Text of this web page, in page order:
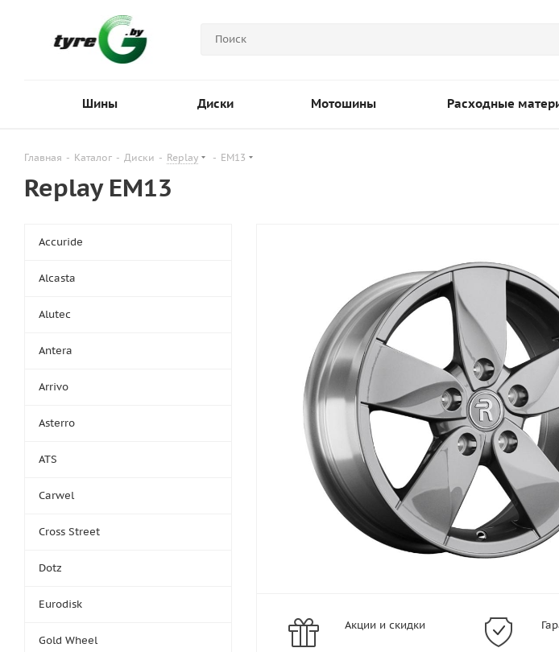
Шины Диски Мотошины Расходные
Главная - Каталог - Диски - Replay - EM13
Replay EM13
Акции и скидки
Accuride
Alcasta
Alutec
Antera
Arrivo
Asterro
ATS
Carwel
Cross Street
Dotz
Eurodisk
Gold Wheel